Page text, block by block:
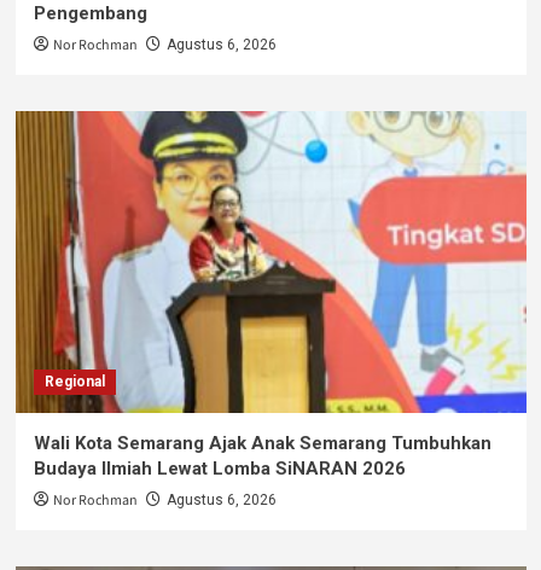
Pengembang
Nor Rochman Agustus 6, 2026
Regional
Wali Kota Semarang Ajak Anak Semarang Tumbuhkan
Budaya Ilmiah Lewat Lomba SiNARAN 2026
Nor Rochman Agustus 6, 2026